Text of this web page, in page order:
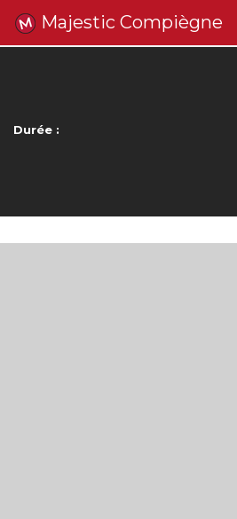
Majestic Compiègne
Durée :